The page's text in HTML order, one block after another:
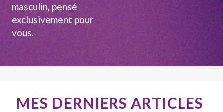
masculin, pensé
exclusivement pour
vous.
MES DERNIERS ARTICLES